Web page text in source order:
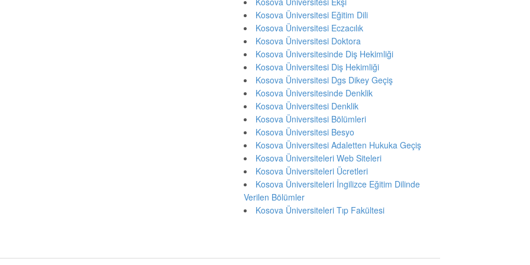
Kosova Üniversitesi Eğitim Dili
Kosova Üniversitesi Eczacılık
Kosova Üniversitesi Doktora
Kosova Üniversitesinde Diş Hekimliği
Kosova Üniversitesi Diş Hekimliği
Kosova Üniversitesi Dgs Dikey Geçiş
Kosova Üniversitesinde Denklik
Kosova Üniversitesi Denklik
Kosova Üniversitesi Bölümleri
Kosova Üniversitesi Besyo
Kosova Üniversitesi Adaletten Hukuka Geçiş
Kosova Üniversiteleri Web Siteleri
Kosova Üniversiteleri Ücretleri
Kosova Üniversiteleri İngilizce Eğitim Dilinde
Verilen Bölümler
Kosova Üniversiteleri Tıp Fakültesi